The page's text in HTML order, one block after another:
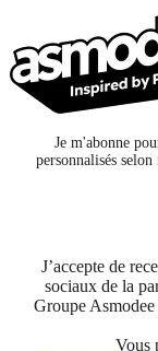
Je m'abonne
personnalisés
J’accepte de
sociaux de la
Groupe Asmodee
Vous